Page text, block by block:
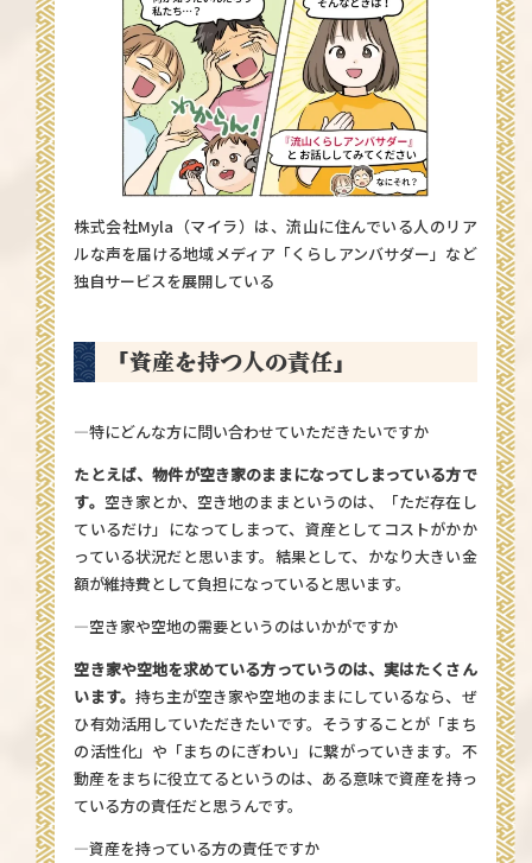
株式会社Myla（マイラ）は、流山に住んでいる人のリア
ルな声を届ける地域メディア「くらしアンバサダー」 など
独自サービスを展開している
「資産を持つ人の責任」
—特にどんな方に問い合わせていただきたいですか
たとえば、物件が空き家のままになってしまっている方で
す。 空き家とか、空き地のままというのは、「ただ存在し
ているだけ」になってしまって、資産としてコストがかか
っている状況だと思います。結果として、かなり大きい金
額が維持費として負担になっていると思います。
—空き家や空地の需要というのはいかがですか
空き家や空地を求めている方っていうのは、実はたくさん
います。 持ち主が空き家や空地のままにしているなら、ぜ
ひ有効活用していただきたいです。そうすることが「まち
の活性化」や「まちのにぎわい」に繋がっていきます。不
動産をまちに役立てるというのは、ある意味で資産を持っ
ている方の責任だと思うんです。
—資産を持っている方の責任ですか